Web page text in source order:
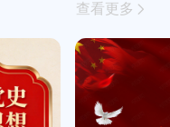
查看更多